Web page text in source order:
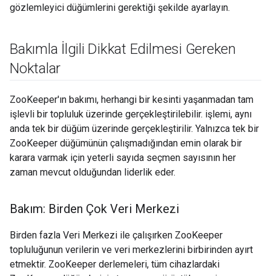
gözlemleyici düğümlerini gerektiği şekilde ayarlayın.
Bakımla İlgili Dikkat Edilmesi Gereken
Noktalar
ZooKeeper'ın bakımı, herhangi bir kesinti yaşanmadan tam
işlevli bir topluluk üzerinde gerçekleştirilebilir. işlemi, aynı
anda tek bir düğüm üzerinde gerçekleştirilir. Yalnızca tek bir
ZooKeeper düğümünün çalışmadığından emin olarak bir
karara varmak için yeterli sayıda seçmen sayısının her
zaman mevcut olduğundan liderlik eder.
Bakım: Birden Çok Veri Merkezi
Birden fazla Veri Merkezi ile çalışırken ZooKeeper
topluluğunun verilerin ve veri merkezlerini birbirinden ayırt
etmektir. ZooKeeper derlemeleri, tüm cihazlardaki